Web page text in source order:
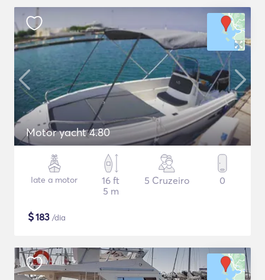
Motor yacht 4.80
Iate a motor
16 ft
5 m
5 Cruzeiro 0
$183 /dia